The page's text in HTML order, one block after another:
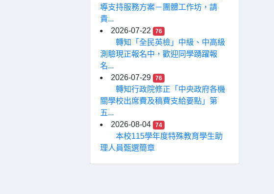
導支持服務方案－團體工作坊，請
貴...
2026-07-22
76
轉知「全民英檢」中級、中高級
測驗現正報名中，歡迎同學踴躍報
名...
2026-07-29
76
轉知行政院修正「中央政府各機
關學校出席費及稿費支給要點」第
五...
2026-08-04
74
本校115學年度特殊教育學生助
理人員甄選簡章